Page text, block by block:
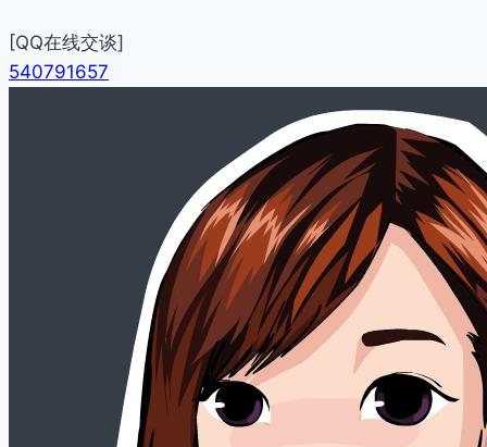
[QQ在线交谈]
540791657